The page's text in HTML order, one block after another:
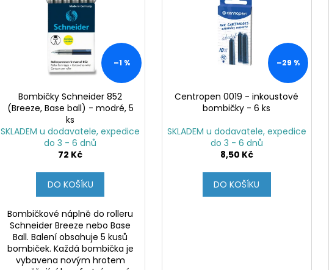
ů
k
–1 %
Bombičky Schneider 852
(Breeze, Base ball) - modré, 5
ks
SKLADEM u dodavatele, expedice
do 3 - 6 dnů
72 Kč
DO KOŠÍKU
Bombičkové náplně do rolleru
Schneider Breeze nebo Base
Ball. Balení obsahuje 5 kusů
bombiček. Každá bombička je
vybavena novým hrotem
–29 %
Centropen 0019 - inkoustové
bombičky - 6 ks
SKLADEM u dodavatele, expedice
do 3 - 6 dnů
8,50 Kč
DO KOŠÍKU